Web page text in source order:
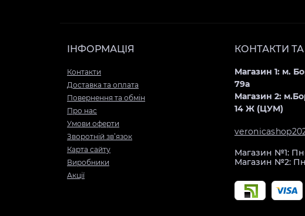
ІНФОРМАЦІЯ
Контакти
Доставка та оплата
Повернення та обмін
Про нас
Умови оферти
Зворотній зв’язок
Карта сайту
Виробники
Акції
КОНТАКТИ
Магазин 1: м.
79а
Магазин 2:
14 Ж (ЦУМ)
Магазин №1:
Магазин №2: